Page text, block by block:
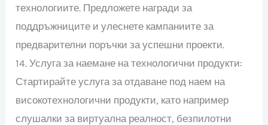
технологиите. Предложете награди за
поддръжниците и улеснете кампаниите за
предварителни поръчки за успешни проекти.
14. Услуга за наемане на технологични продукти:
Стартирайте услуга за отдаване под наем на
високотехнологични продукти, като например
слушалки за виртуална реалност, безпилотни